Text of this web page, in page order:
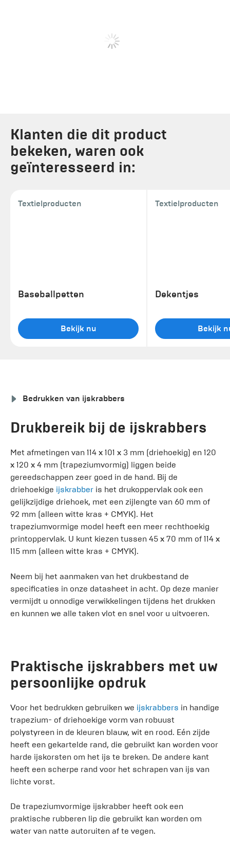
Klanten die dit product
bekeken, waren ook
geïnteresseerd in:
Textielproducten
Baseballpetten
Bekijk nu
Textielproducten
Dekentjes
Bekijk
Bedrukken van ijskrabbers
Drukbereik bij de ijskrabbers
Met afmetingen van 114 x 101 x 3 mm (driehoekig) en 120
x 120 x 4 mm (trapeziumvormig) liggen beide
gereedschappen zeer goed in de hand. Bij de
driehoekige ijskrabber is het drukoppervlak ook een
gelijkzijdige driehoek, met een zijlengte van 60 mm of
92 mm (alleen witte kras + CMYK). Het
trapeziumvormige model heeft een meer rechthoekig
printoppervlak. U kunt kiezen tussen 45 x 70 mm of 114 x
115 mm (alleen witte kras + CMYK).
Neem bij het aanmaken van het drukbestand de
specificaties in onze datasheet in acht. Op deze manier
vermijdt u onnodige verwikkelingen tijdens het drukken
en kunnen we alle taken vlot en snel voor u uitvoeren.
Praktische ijskrabbers met uw
persoonlijke opdruk
Voor het bedrukken gebruiken we ijskrabbers in handige
trapezium- of driehoekige vorm van robuust
polystyreen in de kleuren blauw, wit en rood. Eén zijde
heeft een gekartelde rand, die gebruikt kan worden voor
harde ijskorsten om het ijs te breken. De andere kant
heeft een scherpe rand voor het schrapen van ijs van
lichte vorst.
De trapeziumvormige ijskrabber heeft ook een
praktische rubberen lip die gebruikt kan worden om
water van natte autoruiten af te vegen.